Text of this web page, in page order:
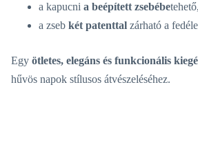
a kapucni a beépített zsebébetehető,
a zseb két patenttal zárható a
Egy ötletes, elegáns és funkcionális
hűvös napok stílusos átvészeléséhez.